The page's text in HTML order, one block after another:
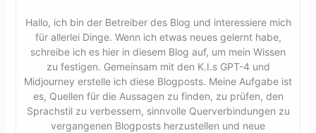
Hallo, ich bin der Betreiber des Blog und interessiere mich
für allerlei Dinge. Wenn ich etwas neues gelernt habe,
schreibe ich es hier in diesem Blog auf, um mein Wissen
zu festigen. Gemeinsam mit den K.I.s GPT-4 und
Midjourney erstelle ich diese Blogposts. Meine Aufgabe ist
es, Quellen für die Aussagen zu finden, zu prüfen, den
Sprachstil zu verbessern, sinnvolle Querverbindungen zu
vergangenen Blogposts herzustellen und neue